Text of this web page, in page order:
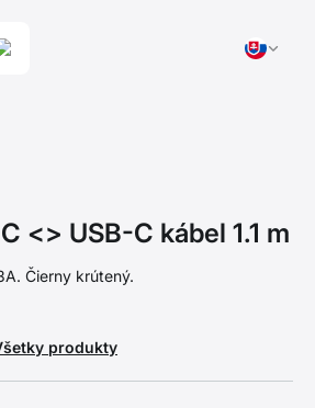
<> USB-C kábel 1.1 m
Čierny krútený.
produkty